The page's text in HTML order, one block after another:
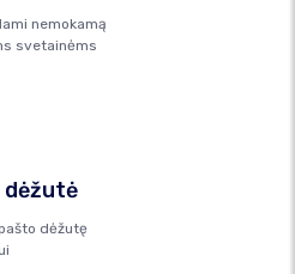
nemokamą
svetainėms
dėžutė
dėžutę